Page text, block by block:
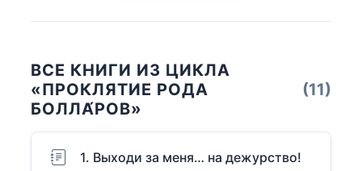
ВСЕ КНИГИ ИЗ ЦИКЛА
«ПРОКЛЯТИЕ РОДА
БОЛЛА́РОВ»
(11)
1. Выходи за меня… на дежурство!